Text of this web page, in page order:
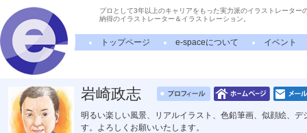
プロとして3年以上のキャリアをもった実力派のイラストレーター
納得のイラストレーター＆イラストレーション。
トップページ e-spaceについて イベント
岩崎政志
明るい楽しい風景、リアルイラスト、色鉛筆画、似顔絵、
す。よろしくお願いいたします。